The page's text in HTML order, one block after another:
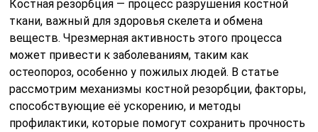
Костная резорбция — процесс разрушения костной
ткани, важный для здоровья скелета и обмена
веществ. Чрезмерная активность этого процесса
может привести к заболеваниям, таким как
остеопороз, особенно у пожилых людей. В статье
рассмотрим механизмы костной резорбции, факторы,
способствующие её ускорению, и методы
профилактики, которые помогут сохранить прочность